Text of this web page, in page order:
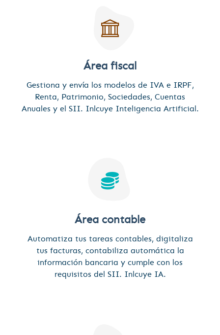
Área fiscal
Gestiona y envía los modelos de IVA e IRPF,
Renta, Patrimonio, Sociedades, Cuentas
Anuales y el SII. Inlcuye Inteligencia Artificial.
Área contable
Automatiza tus tareas contables, digitaliza
tus facturas, contabiliza automática la
información bancaria y cumple con los
requisitos del SII. Inlcuye IA.